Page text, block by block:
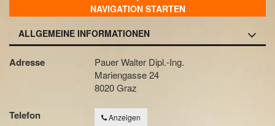
NAVIGATION STARTEN
ALLGEMEINE INFORMATIONEN
Adresse
Pauer Walter Dipl.-Ing.
Mariengasse 24
8020 Graz
Telefon Anzeigen